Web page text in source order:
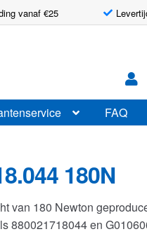
vanaf €25
FAQ
180N
van 180 Newton
880021718044 en